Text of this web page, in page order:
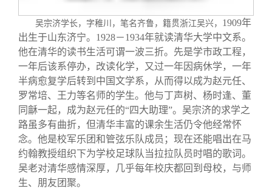
吴宗济学长，字稚川，笔名齐鲁，籍贯浙江吴兴， 1909年
出生于山东济宁。 1928－1934年就读清华大学中文系。
他在清华的读书生活可谓一波三折。先是学市政工程，
一年后该系停办，改读化学，又过一年因病休学，一年
半病愈复学后转到中国文学系，从而得以成为赵元任、
罗常培、王力等名师的学生。他与丁声树、杨时逢、董
同龢一起，成为赵元任的“四大助理”。吴宗济的求学之
路虽多有曲折，但清华丰富的课余生活仍令他经常怀
念。他是校军乐团和管弦乐队成员；现在还能唱出在马
约翰教授组织下为学校足球队当拉拉队员时唱的歌词。
吴老对清华感情深厚，几乎每年校庆都回到母校，与师
生、朋友团聚。